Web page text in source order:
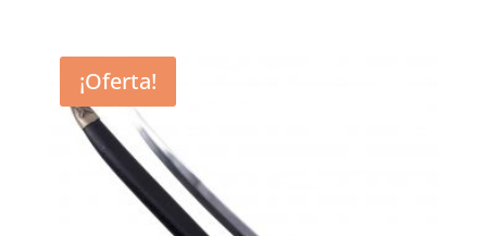
era:
99,99 €.
es:
¡Oferta!